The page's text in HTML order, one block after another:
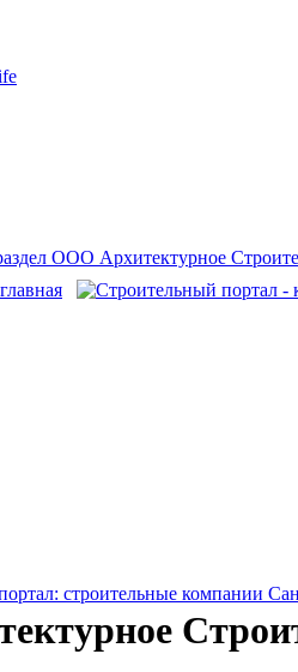
строительные компании